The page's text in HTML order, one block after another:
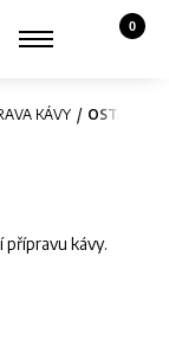
hledání
0
Košík,
KÁVY OSTATNÍ
přípravu kávy.